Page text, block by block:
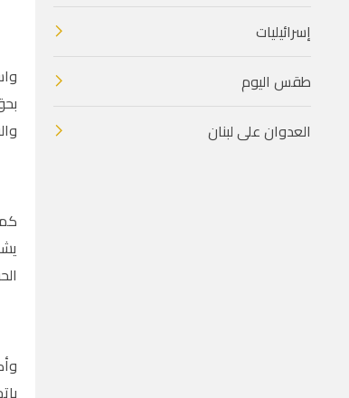
إسرائيليات
طقس اليوم
العدوان على لبنان